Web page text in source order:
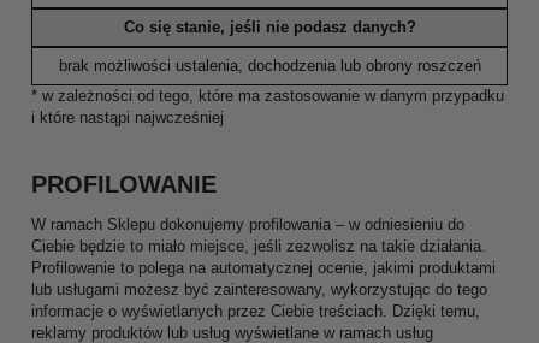
Co się stanie, jeśli nie podasz danych?
brak możliwości ustalenia, dochodzenia lub obrony roszczeń
* w zależności od tego, które ma zastosowanie w danym przypadku
i które nastąpi najwcześniej
PROFILOWANIE
W ramach Sklepu dokonujemy profilowania – w odniesieniu do
Ciebie będzie to miało miejsce, jeśli zezwolisz na takie działania.
Profilowanie to polega na automatycznej ocenie, jakimi produktami
lub usługami możesz być zainteresowany, wykorzystując do tego
informacje o wyświetlanych przez Ciebie treściach. Dzięki temu,
reklamy produktów lub usług wyświetlane w ramach usług